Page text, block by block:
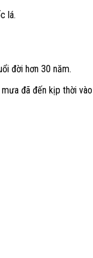
lá.
đời hơn 30 năm.
đã đến kịp thời